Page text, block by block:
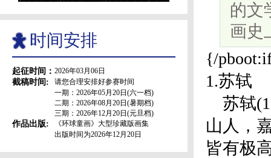
时间安排
起征时间： 2026年03月06日
截稿时间:
请您合理安排好参赛时间
一期：2026年05月20日(六一档)
二期：2026年08月20日(暑期档)
三期：2026年12月20日(元旦档)
作品出版:
《环球童画》大型珍藏版画集
出版时间为2026年12月20日
的文
画史
{/
1.苏轼
苏轼
山人，
皆有极